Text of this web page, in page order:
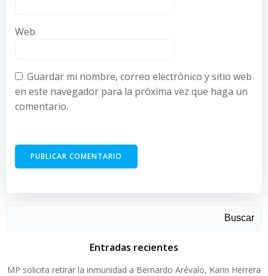
Web
Guardar mi nombre, correo electrónico y sitio web
en este navegador para la próxima vez que haga un
comentario.
Buscar
Entradas recientes
MP solicita retirar la inmunidad a Bernardo Arévalo, Karin Herrera